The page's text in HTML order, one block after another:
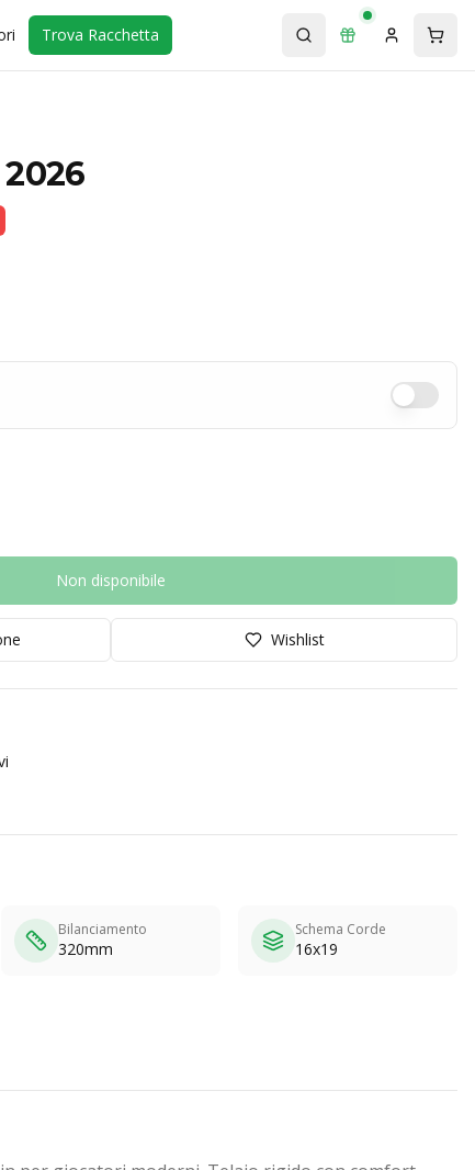
Trova Racchetta
Non disponibile
Wishlist
Bilanciamento
320mm
Schema Corde
16x19